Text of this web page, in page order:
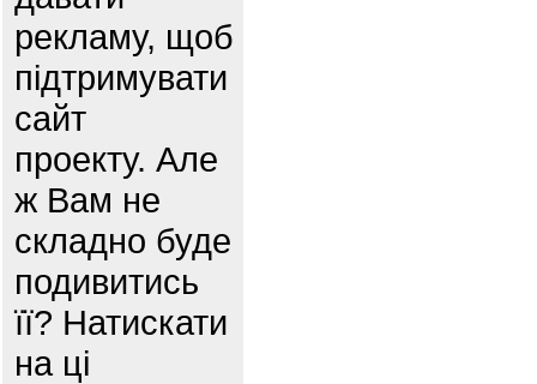
рекламу, щоб
підтримувати
сайт
проекту. Але
ж Вам не
складно буде
подивитись
її? Натискати
на ці